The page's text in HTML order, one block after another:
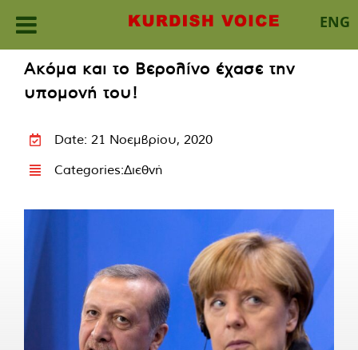
ENG
content
Ακόμα και το Βερολίνο έχασε την
υπομονή του!
Date: 21 Νοεμβρίου, 2020
Categories:Διεθνή